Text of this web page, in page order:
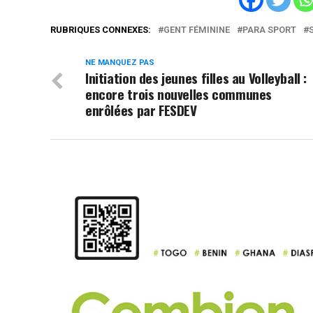
RUBRIQUES CONNEXES: GENT FÉMININE PARA SPORT
NE MANQUEZ PAS
Initiation des jeunes filles au Volleyball :
encore trois nouvelles communes
enrôlées par FESDEV